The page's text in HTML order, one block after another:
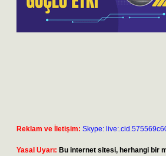
Reklam ve İletişim: Skype:
Yasal Uyarı: Bu internet sitesi, herhangi bir